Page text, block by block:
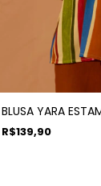
BLUSA YARA
R$139,90